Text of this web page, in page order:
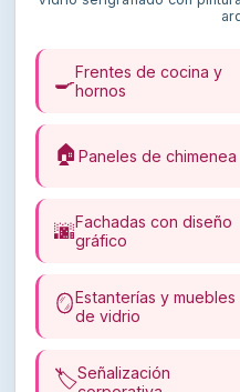
🍳Frentes de cocina y
hornos
🏠Paneles de chimenea
🌆Fachadas con diseño
gráfico
🪞Estanterías y muebles
de vidrio
🏷️Señalización